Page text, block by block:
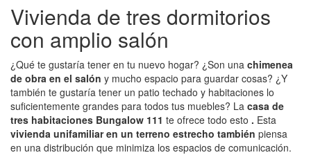
Vivienda de tres dormitorios
con amplio salón
¿Qué te gustaría tener en tu nuevo hogar? ¿Son una chimenea
de obra en el salón y mucho espacio para guardar cosas? ¿Y
también te gustaría tener un patio techado y habitaciones lo
suficientemente grandes para todos tus muebles? La casa de
tres habitaciones Bungalow 111 te ofrece todo esto . Esta
vivienda unifamiliar en un terreno estrecho también piensa
en una distribución que minimiza los espacios de comunicación.